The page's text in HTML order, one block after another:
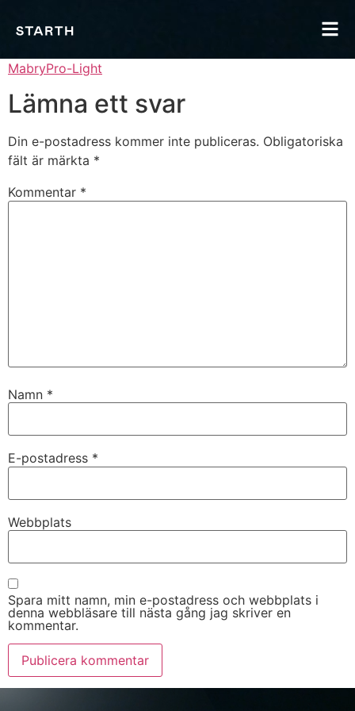
MabryPro-Light
Lämna ett svar
Din e-postadress kommer inte publiceras. Obligatoriska
fält är märkta *
Kommentar *
Namn *
E-postadress *
Webbplats
Spara mitt namn, min e-postadress och webbplats i
denna webbläsare till nästa gång jag skriver en
kommentar.